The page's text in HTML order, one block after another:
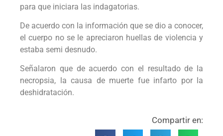
para que iniciara las indagatorias.
De acuerdo con la información que se dio a conocer,
el cuerpo no se le apreciaron huellas de violencia y
estaba semi desnudo.
Señalaron que de acuerdo con el resultado de la
necropsia, la causa de muerte fue infarto por la
deshidratación.
Compartir en: